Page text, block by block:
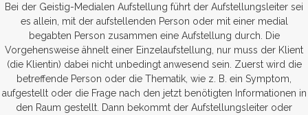
Bei der Geistig-Medialen Aufstellung führt der Aufstellungsleiter sei
es allein, mit der aufstellenden Person oder mit einer medial
begabten Person zusammen eine Aufstellung durch. Die
Vorgehensweise ähnelt einer Einzelaufstellung, nur muss der Klient
(die Klientin) dabei nicht unbedingt anwesend sein. Zuerst wird die
betreffende Person oder die Thematik, wie z. B. ein Symptom,
aufgestellt oder die Frage nach den jetzt benötigten Informationen in
den Raum gestellt. Dann bekommt der Aufstellungsleiter oder